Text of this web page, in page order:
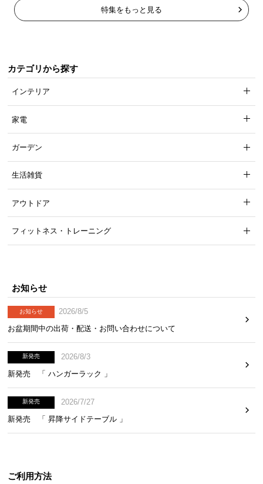
クッション性抜群の背もたれと座面。太陽を浴びな
座面クッション
腰をしっかり支える座面クッション
特集をもっと見る
カテゴリから探す
インテリア
家電
ガーデン
生活雑貨
アウトドア
フィットネス・トレーニング
お知らせ
お知らせ
2026/8/5
お盆期間中の出荷・配送・お問い合わせについて
新発売
2026/8/3
新発売 「 ハンガーラック 」
新発売
2026/7/27
新発売 「 昇降サイドテーブル 」
ご利用方法